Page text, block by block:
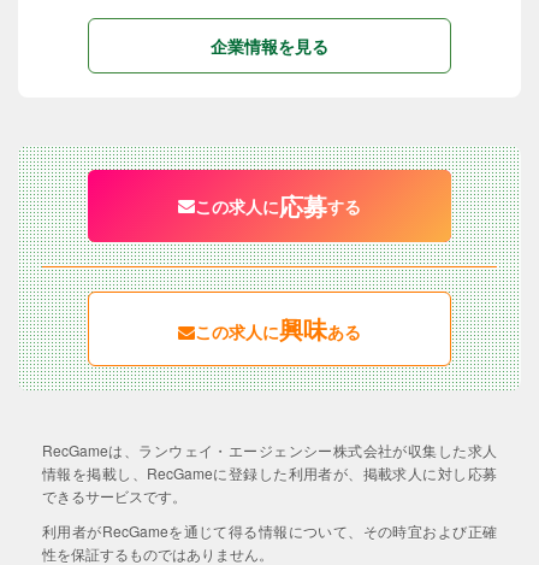
企業情報を見る
この求人に応募する
この求人に興味ある
RecGameは、ランウェイ・エージェンシー株式会社が収集した求人
情報を掲載し、RecGameに登録した利用者が、掲載求人に対し応募
できるサービスです。
利用者がRecGameを通じて得る情報について、その時宜および正確
性を保証するものではありません。